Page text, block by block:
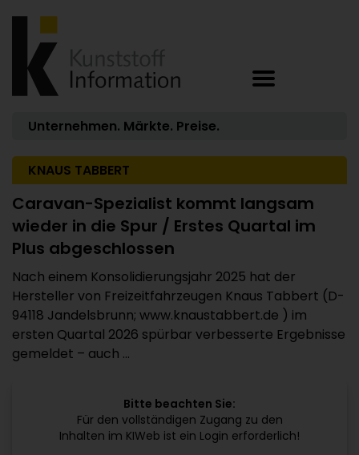
Unternehmen. Märkte. Preise.
KNAUS TABBERT
Caravan-Spezialist kommt langsam
wieder in die Spur / Erstes Quartal im
Plus abgeschlossen
Nach einem Konsolidierungsjahr 2025 hat der
Hersteller von Freizeitfahrzeugen Knaus Tabbert (D-
94118 Jandelsbrunn; www.knaustabbert.de ) im
ersten Quartal 2026 spürbar verbesserte Ergebnisse
gemeldet – auch ...
Bitte beachten Sie:
Für den vollständigen Zugang zu den
Inhalten im KIWeb ist ein Login erforderlich!